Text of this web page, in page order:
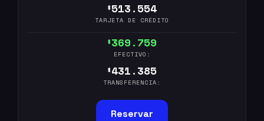
$513.554
TARJETA DE CRÉDITO
$369.759
EFECTIVO:
$431.385
TRANSFERENCIA:
Reservar